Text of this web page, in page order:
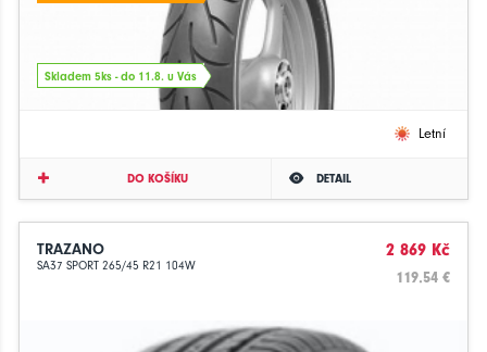
Skladem 5ks - do 11.8. u Vás
Letní
DO KOŠÍKU DETAIL
TRAZANO
SA37 SPORT 265/45 R21 104W
2 869 Kč
119.54 €